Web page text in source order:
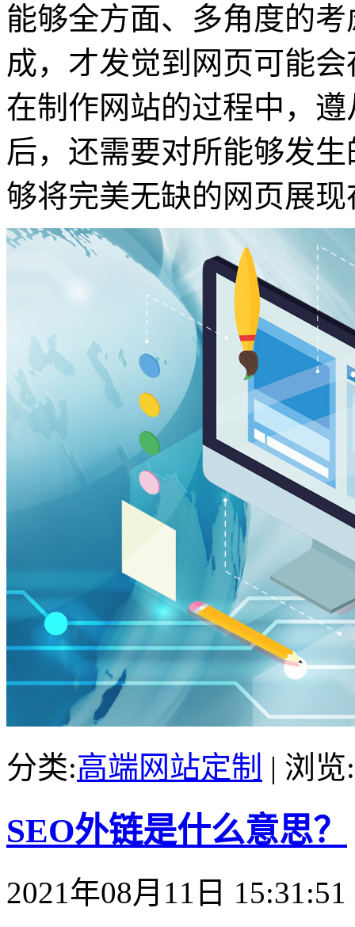
能够全方面、多角度的
成，才发觉到网页可能
在制作网站的过程中，
后，还需要对所能够发
够将完美无缺的网页展
分类:高端网站定制 | 浏览:
SEO外链是什么意思？
2021年08月11日 15:31:51